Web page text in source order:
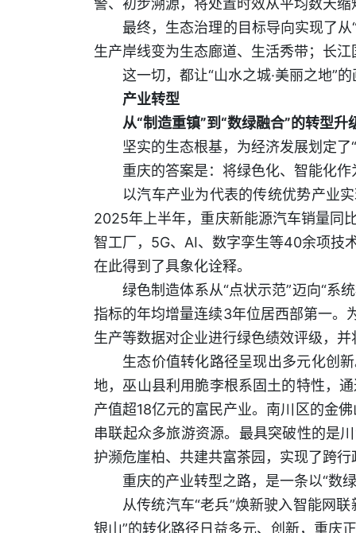
最终，生态治理的目标导向实现了从
生产岸线变为生态廊道、生活秀带；长
这一切，都让“山水之城·美丽之地”
产业转型
从“制造重镇”到“数绿融合”的转型升
坚实的生态根基，为经济发展划定
重庆的答案是：将绿色化、智能化
以汽车产业为代表的传统优势产业
2025年上半年，重庆新能源汽车销量同
智工厂，5G、AI、数字孪生等40余项技
在此得到了具象化诠释。
绿色制造体系从“点状示范”迈向“系
指标的年均增量连续3年位居西部第一。
生产等数据对企业进行绿色绩效评级，
生态价值转化路径呈现出多元化创
地，巫山县利用脆李根系固土的特性，
产值超18亿元的富民产业。南川区的金
串联起众多旅游资源。最具突破性的是
护濒危崖柏、共建共富茶园，实现了跨行
重庆的产业转型之路，是一条以“数
从传统汽车“老兵”焕新驶入智能网
银山”的转化路径日益多元、创新，重庆